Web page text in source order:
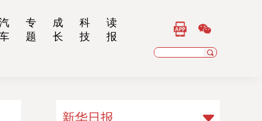
专
题
成
长
科
技
读
报
新华日报